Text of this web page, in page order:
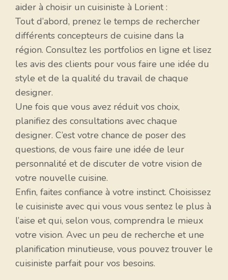
aider à choisir un cuisiniste à Lorient :
Tout d’abord, prenez le temps de rechercher
différents concepteurs de cuisine dans la
région. Consultez les portfolios en ligne et lisez
les avis des clients pour vous faire une idée du
style et de la qualité du travail de chaque
designer.
Une fois que vous avez réduit vos choix,
planifiez des consultations avec chaque
designer. C’est votre chance de poser des
questions, de vous faire une idée de leur
personnalité et de discuter de votre vision de
votre nouvelle cuisine.
Enfin, faites confiance à votre instinct. Choisissez
le cuisiniste avec qui vous vous sentez le plus à
l’aise et qui, selon vous, comprendra le mieux
votre vision. Avec un peu de recherche et une
planification minutieuse, vous pouvez trouver le
cuisiniste parfait pour vos besoins.